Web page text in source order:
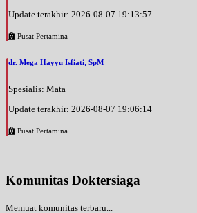
Update terakhir: 2026-08-07 19:13:57
Pusat Pertamina
dr. Mega Hayyu Isfiati, SpM
Spesialis: Mata
Update terakhir: 2026-08-07 19:06:14
Pusat Pertamina
Komunitas Doktersiaga
Memuat komunitas terbaru...